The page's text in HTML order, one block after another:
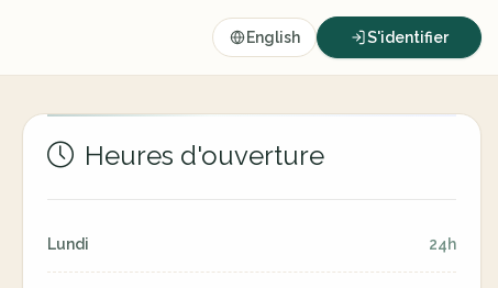
English S'identifier
Heures d'ouverture
Lundi 24h